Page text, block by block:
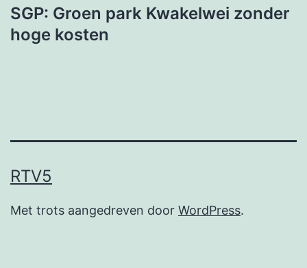
SGP: Groen park Kwakelwei zonder
hoge kosten
RTV5
Met trots aangedreven door WordPress.